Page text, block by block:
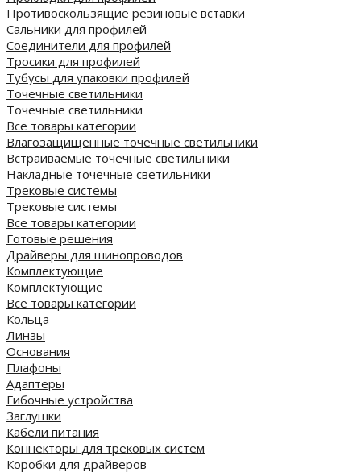
Противоскользящие резиновые вставки
Сальники для профилей
Соединители для профилей
Тросики для профилей
Тубусы для упаковки профилей
Точечные светильники
Точечные светильники
Все товары категории
Влагозащищенные точечные светильники
Встраиваемые точечные светильники
Накладные точечные светильники
Трековые системы
Трековые системы
Все товары категории
Готовые решения
Драйверы для шинопроводов
Комплектующие
Комплектующие
Все товары категории
Кольца
Линзы
Основания
Плафоны
Адаптеры
Гибочные устройства
Заглушки
Кабели питания
Коннекторы для трековых систем
Коробки для драйверов